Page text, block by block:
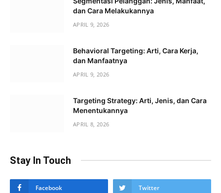
dan Cara Melakukannya
APRIL 9, 2026
Behavioral Targeting: Arti, Cara Kerja,
dan Manfaatnya
APRIL 9, 2026
Targeting Strategy: Arti, Jenis, dan Cara
Menentukannya
APRIL 8, 2026
Stay In Touch
Facebook Twitter